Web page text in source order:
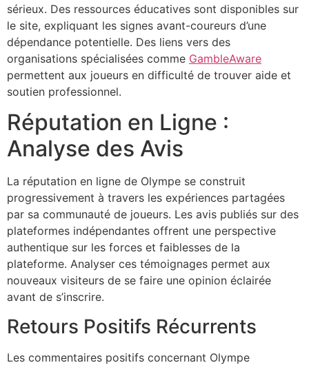
sérieux. Des ressources éducatives sont disponibles sur
le site, expliquant les signes avant-coureurs d’une
dépendance potentielle. Des liens vers des
organisations spécialisées comme GambleAware
permettent aux joueurs en difficulté de trouver aide et
soutien professionnel.
Réputation en Ligne :
Analyse des Avis
La réputation en ligne de Olympe se construit
progressivement à travers les expériences partagées
par sa communauté de joueurs. Les avis publiés sur des
plateformes indépendantes offrent une perspective
authentique sur les forces et faiblesses de la
plateforme. Analyser ces témoignages permet aux
nouveaux visiteurs de se faire une opinion éclairée
avant de s’inscrire.
Retours Positifs Récurrents
Les commentaires positifs concernant Olympe